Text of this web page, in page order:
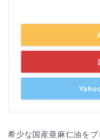
希少な国産亜麻仁油を